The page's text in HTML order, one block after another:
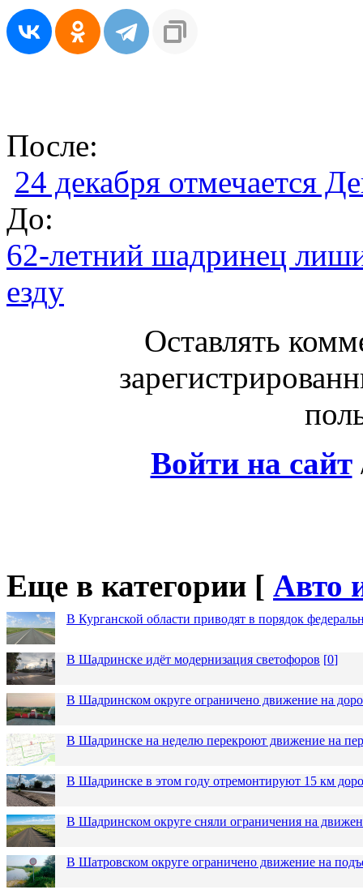
После:
24 декабря отмечается
До:
62-летний шадринец
езду
Оставлять
Войти на сайт
Еще в категории [ Авто
В Курганской области приводят в порядок
В Шадринске идёт модернизация светофоров [0]
В Шадринском округе ограничено движение на
В Шадринске на неделю перекроют движение на
В Шадринске в этом году отремонтируют 15 км
В Шадринском округе сняли ограничения на
В Шатровском округе ограничено движение на